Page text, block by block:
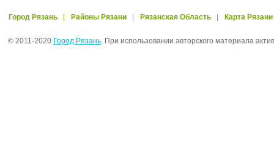
Город Рязань Районы Рязани Рязанская Область Карта Рязани
© 2011-2020 Город Рязань. При использовании авторского материала